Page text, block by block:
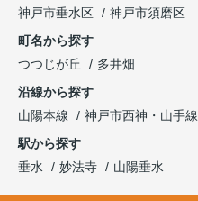
神戸市垂水区
神戸市須磨区
町名から探す
つつじが丘
多井畑
沿線から探す
山陽本線
神戸市西神・山手線
駅から探す
垂水
妙法寺 山陽垂水